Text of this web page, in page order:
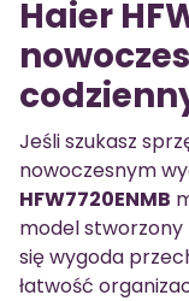
Haier
Jeśli szukasz
nowoczesnym
HFW7720ENMB
model
się wygoda
łatwość